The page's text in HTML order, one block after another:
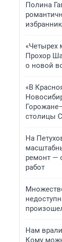
Полина
«Четырех
Прохор
о новой
«В
столицы
На
ремонт —
работ
Нам
Кому